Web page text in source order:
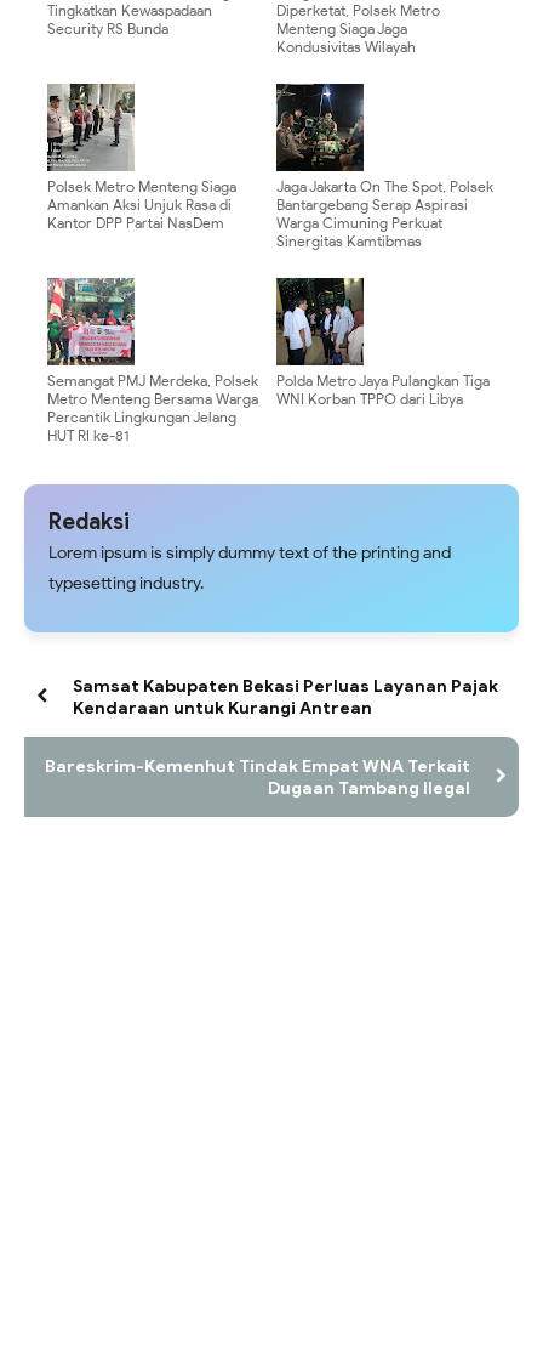
Tingkatkan Kewaspadaan
Security RS Bunda
Diperketat, Polsek Metro
Menteng Siaga Jaga
Kondusivitas Wilayah
Polsek Metro Menteng Siaga
Amankan Aksi Unjuk Rasa di
Kantor DPP Partai NasDem
Jaga Jakarta On The Spot, Polsek
Bantargebang Serap Aspirasi
Warga Cimuning Perkuat
Sinergitas Kamtibmas
Semangat PMJ Merdeka, Polsek
Metro Menteng Bersama Warga
Percantik Lingkungan Jelang
HUT RI ke-81
Polda Metro Jaya Pulangkan Tiga
WNI Korban TPPO dari Libya
Redaksi
Lorem ipsum is simply dummy text of the printing and
typesetting industry.
Samsat Kabupaten Bekasi Perluas Layanan Pajak
Kendaraan untuk Kurangi Antrean
Bareskrim-Kemenhut Tindak Empat WNA Terkait
Dugaan Tambang Ilegal